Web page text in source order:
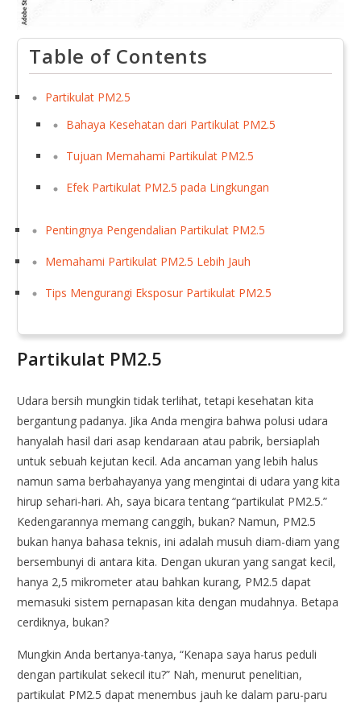
Table of Contents
Partikulat PM2.5
Bahaya Kesehatan dari Partikulat PM2.5
Tujuan Memahami Partikulat PM2.5
Efek Partikulat PM2.5 pada Lingkungan
Pentingnya Pengendalian Partikulat PM2.5
Memahami Partikulat PM2.5 Lebih Jauh
Tips Mengurangi Eksposur Partikulat PM2.5
Partikulat PM2.5
Udara bersih mungkin tidak terlihat, tetapi kesehatan kita
bergantung padanya. Jika Anda mengira bahwa polusi udara
hanyalah hasil dari asap kendaraan atau pabrik, bersiaplah
untuk sebuah kejutan kecil. Ada ancaman yang lebih halus
namun sama berbahayanya yang mengintai di udara yang kita
hirup sehari-hari. Ah, saya bicara tentang “partikulat PM2.5.”
Kedengarannya memang canggih, bukan? Namun, PM2.5
bukan hanya bahasa teknis, ini adalah musuh diam-diam yang
bersembunyi di antara kita. Dengan ukuran yang sangat kecil,
hanya 2,5 mikrometer atau bahkan kurang, PM2.5 dapat
memasuki sistem pernapasan kita dengan mudahnya. Betapa
cerdiknya, bukan?
Mungkin Anda bertanya-tanya, “Kenapa saya harus peduli
dengan partikulat sekecil itu?” Nah, menurut penelitian,
partikulat PM2.5 dapat menembus jauh ke dalam paru-paru